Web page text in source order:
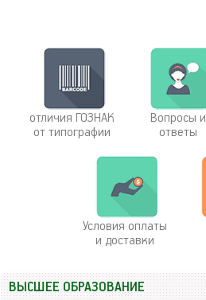
отличия ГОЗНАК
от типографии
Вопросы и
ответы
Условия оплаты
и доставки
ВЫСШЕЕ ОБРАЗОВАНИЕ